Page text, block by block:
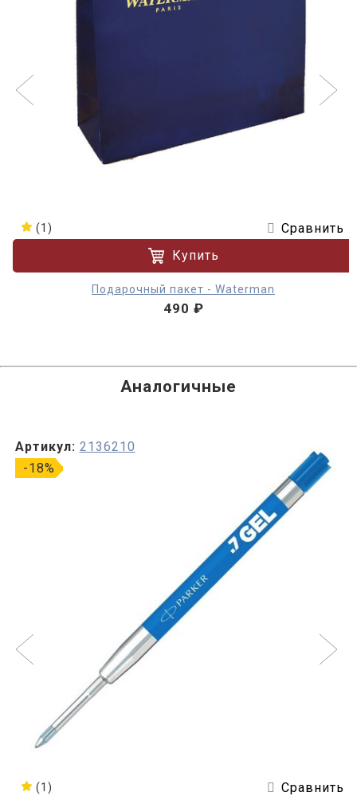
(1)
Сравнить
Купить
Подарочный пакет - Waterman
490 ₽
Аналогичные
-18%
Артикул: 2136210
(1)
Сравнить